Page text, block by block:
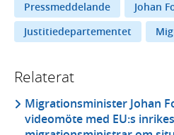
Pressmeddelande
Johan
Justitiedepartementet
Relaterat
Migrationsminister Johan
videomöte med EU:s